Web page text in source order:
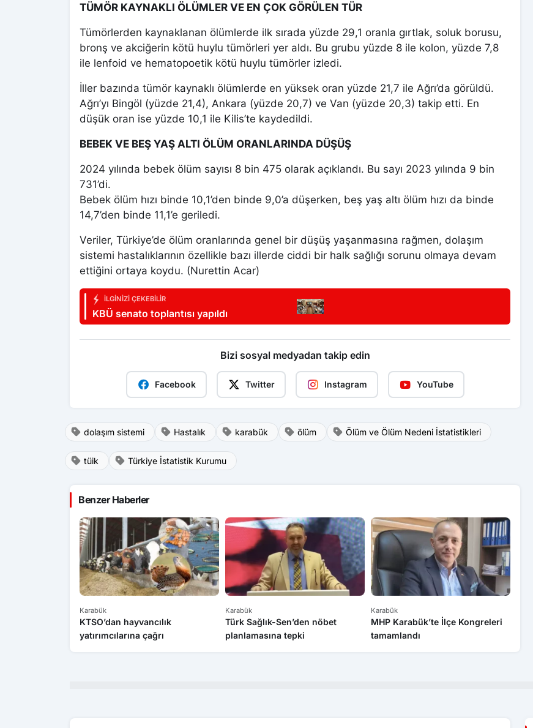
TÜMÖR KAYNAKLI ÖLÜMLER VE EN ÇOK GÖRÜLEN TÜR
Tümörlerden kaynaklanan ölümlerde ilk sırada yüzde 29,1 oranla gırtlak, soluk borusu,
bronş ve akciğerin kötü huylu tümörleri yer aldı. Bu grubu yüzde 8 ile kolon, yüzde 7,8
ile lenfoid ve hematopoetik kötü huylu tümörler izledi.
İller bazında tümör kaynaklı ölümlerde en yüksek oran yüzde 21,7 ile Ağrı’da görüldü.
Ağrı’yı Bingöl (yüzde 21,4), Ankara (yüzde 20,7) ve Van (yüzde 20,3) takip etti. En
düşük oran ise yüzde 10,1 ile Kilis’te kaydedildi.
BEBEK VE BEŞ YAŞ ALTI ÖLÜM ORANLARINDA DÜŞÜŞ
2024 yılında bebek ölüm sayısı 8 bin 475 olarak açıklandı. Bu sayı 2023 yılında 9 bin
731’di.
Bebek ölüm hızı binde 10,1’den binde 9,0’a düşerken, beş yaş altı ölüm hızı da binde
14,7’den binde 11,1’e geriledi.
Veriler, Türkiye’de ölüm oranlarında genel bir düşüş yaşanmasına rağmen, dolaşım
sistemi hastalıklarının özellikle bazı illerde ciddi bir halk sağlığı sorunu olmaya devam
ettiğini ortaya koydu. (Nurettin Acar)
İLGINIZI ÇEKEBILIR
KBÜ senato toplantısı yapıldı
Bizi sosyal medyadan takip edin
Facebook Twitter Instagram YouTube
dolaşım sistemi Hastalık karabük ölüm Ölüm ve Ölüm Nedeni İstatistikleri
tüik Türkiye İstatistik Kurumu
Benzer Haberler
Karabük
KTSO’dan hayvancılık
yatırımcılarına çağrı
Karabük
Türk Sağlık-Sen’den nöbet
planlamasına tepki
Karabük
MHP Karabük’te İlçe Kongreleri
tamamlandı